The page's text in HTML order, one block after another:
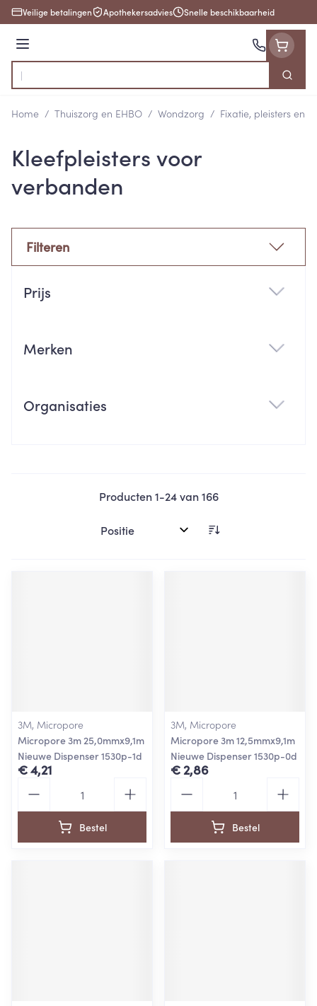
Ga naar de inhoud
Veilige betalingen Apothekersadvies Snelle beschikbaarheid
Menu
Product, merk, categorie...
Zoek
Home / Thuiszorg en EHBO / Wondzorg / Fixatie, pleisters en
Kleefpleisters voor
verbanden
Filteren
Prijs
Merken
Organisaties
Producten1-24van166
Sorteer op:
3M, Micropore
Micropore 3m 25,0mmx9,1m
Nieuwe Dispenser 1530p-1d
€ 4,21
Bestel
3M, Micropore
Micropore 3m 12,5mmx9,1m
Nieuwe Dispenser 1530p-0d
€ 2,86
Bestel